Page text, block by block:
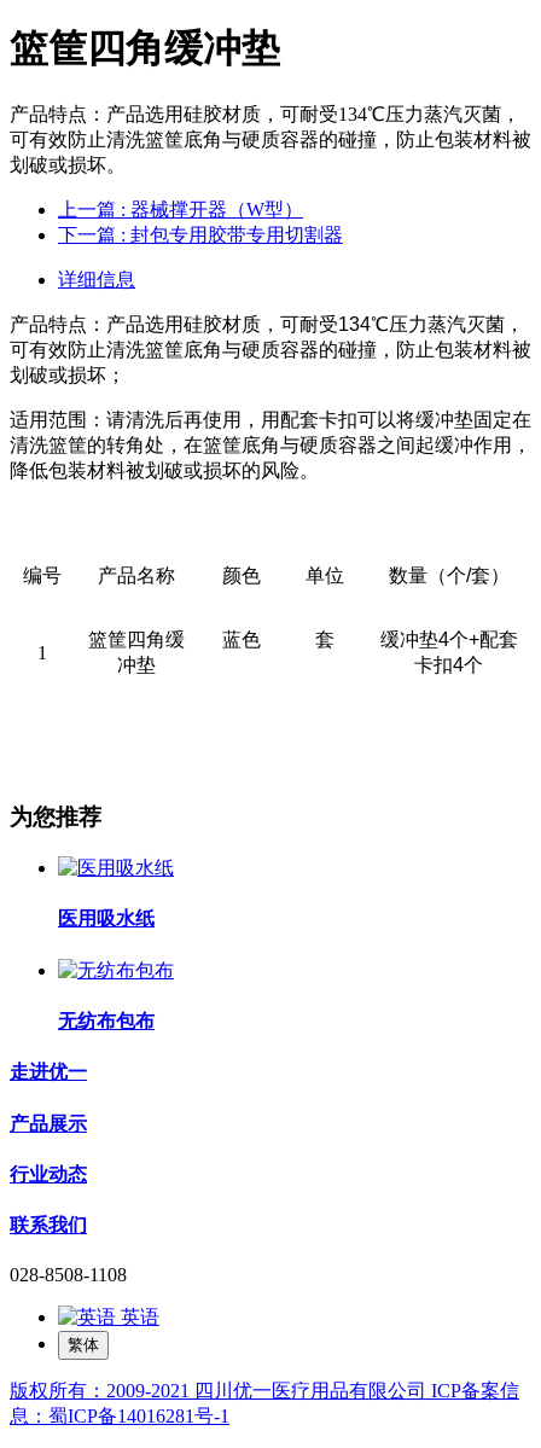
篮筐四角缓冲垫
产品特点：产品选用硅胶材质，可耐受134℃压力蒸汽灭菌，
可有效防止清洗篮筐底角与硬质容器的碰撞，防止包装材料被
划破或损坏。
上一篇 : 器械撑开器（W型）
下一篇 : 封包专用胶带专用切割器
详细信息
产品特点：产品选用硅胶材质，可耐受134℃压力蒸汽灭菌，
可有效防止清洗篮筐底角与硬质容器的碰撞，防止包装材料被
划破或损坏；
适用范围：请清洗后再使用，用配套卡扣可以将缓冲垫固定在
清洗篮筐的转角处，在篮筐底角与硬质容器之间起缓冲作用，
降低包装材料被划破或损坏的风险。
编号 产品名称 颜色 单位 数量（个/套）
1
篮筐四角缓
冲垫
蓝色 套
缓冲垫4个+配套
卡扣4个
为您推荐
医用吸水纸
无纺布包布
走进优一
产品展示
行业动态
联系我们
028-8508-1108
英语
繁体
版权所有：2009-2021 四川优一医疗用品有限公司 ICP备案信
息：蜀ICP备14016281号-1